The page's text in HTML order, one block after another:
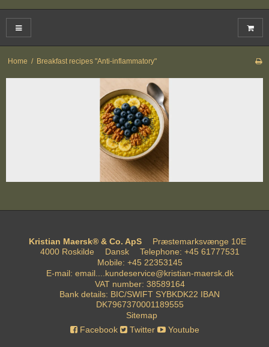
Home / Breakfast recipes "Anti-inflammatory"
Kristian Maersk® & Co. ApS
Præstemarksvænge 10E
4000 Roskilde
Dansk Telephone: +45 61777531
Mobile: +45 22353145
E-mail: email....kundeservice@kristian-maersk.dk
VAT number: 38589164
Bank details: BIC/SWIFT SYBKDK22 IBAN
DK7967370001189555
Sitemap
Facebook
Twitter Youtube